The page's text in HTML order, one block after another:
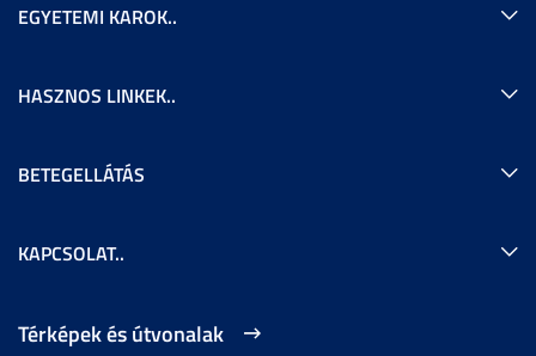
EGYETEMI KAROK..
HASZNOS LINKEK..
BETEGELLÁTÁS
KAPCSOLAT..
Térképek és útvonalak